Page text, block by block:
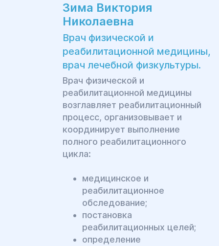
Зима Виктория
Николаевна
Врач физической и
реабилитационной медицины,
врач лечебной физкультуры.
Врач физической и
реабилитационной медицины
возглавляет реабилитационный
процесс, организовывает и
координирует выполнение
полного реабилитационного
цикла:
медицинское и
реабилитационное
обследование;
постановка
реабилитационных целей;
определение